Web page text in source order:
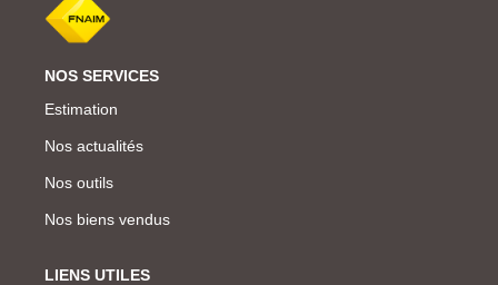
NOS SERVICES
Estimation
Nos actualités
Nos outils
Nos biens vendus
LIENS UTILES